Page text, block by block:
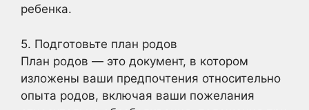
ребенка.
5. Подготовьте план родов
План родов — это документ, в котором
изложены ваши предпочтения относительно
опыта родов, включая ваши пожелания